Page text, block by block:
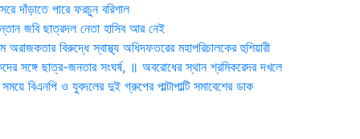
দাঁড়াতে পারে ফরচুন বরিশাল
জবি ছাত্রদল নেতা হাসিব আর নেই
অরাজকতার বিরুদ্ধে স্বাস্থ্য অধিদফতরের মহাপরিচালকের হুশিয়ারী
সঙ্গে ছাত্র-জনতার সংঘর্ষ, ॥ অবরোধের স্থান শ্রমিকরেদর দখলে
বিএনপি ও যুবদলের দুই গ্রুপের পাল্টাপাল্টি সমাবেশের ডাক